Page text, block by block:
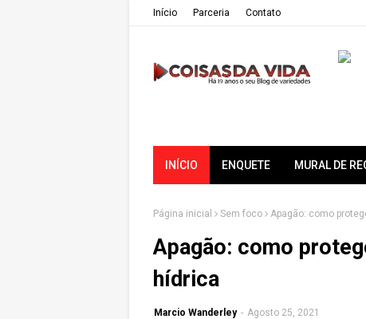
Iní­cio Parceria Contato
INÍCIO ENQUETE MURAL DE
Página inicial Sem foco Apagão: como
Apagão: como
hídrica
Marcio Wanderley - Agosto 25, 2021